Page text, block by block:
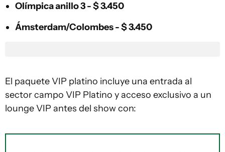
Olímpica anillo 3 - $ 3.450
Ámsterdam/Colombes - $ 3.450
El paquete VIP platino incluye una entrada al
sector campo VIP Platino y acceso exclusivo a un
lounge VIP antes del show con: